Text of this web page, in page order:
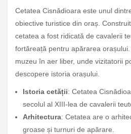
Cetatea Cisnădioara este unul
obiective turistice din oraș.
cetatea a fost ridicată de cavalerii
fortăreață pentru apărarea
muzeu în aer liber, unde vizitatorii
descopere istoria orașului.
Istoria cetății: Cetatea
secolul al XIII-lea de cavalerii
Arhitectura: Cetatea are o
groase și turnuri de apărare.